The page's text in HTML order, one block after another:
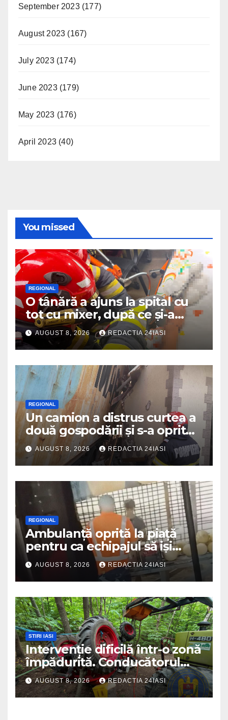
September 2023(177)
August 2023 (167)
July 2023(174)
June 2023(179)
May 2023 (176)
April 2023 (40)
You missed
REGIONAL
O tânără a ajuns la spital cu
tot cu mixer, după ce și-a
prins degetul în aparat
AUGUST 8, 2026 REDACTIA 24IASI
REGIONAL
Un camion a distrus curtea a
două gospodării și s-a oprit
intr-o locuință
AUGUST 8, 2026 REDACTIA 24IASI
REGIONAL
Ambulanță oprită la piață
pentru ca echipajul să iși
cumpere pepene și legume.
DSU a anuntat că va aplica
sancțiuni
AUGUST 8, 2026 REDACTIA 24IASI
STIRI IASI
Intervenție dificilă într-o zonă
împădurită. Conducătorul
unui tractor răsturnat, salvat
prin efortul comun al
echipajelor de intervenție
AUGUST 8, 2026 REDACTIA 24IASI